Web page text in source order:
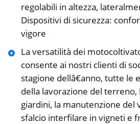
regolabili in altezza,
Dispositivi di sicurezza:
vigore
La versatilità dei
consente ai nostri clienti di
stagione dellâ€anno, tutte le
della lavorazione del terreno,
giardini, la manutenzione del
sfalcio interfilare in vigneti e